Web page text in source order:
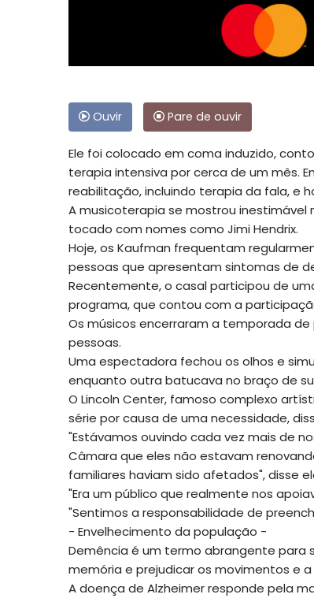
Ouvir Pare de ouvir
Ele foi colocado em coma induzido,
terapia intensiva por cerca de um mês.
reabilitação, incluindo terapia da fala, e
A musicoterapia se mostrou
tocado com nomes como Jimi Hendrix.
Hoje, os Kaufman frequentam
pessoas que apresentam sintomas de
Recentemente, o casal participou de
programa, que contou com a
Os músicos encerraram a temporada
pessoas.
Uma espectadora fechou os olhos e
enquanto outra batucava no braço de
O Lincoln Center, famoso complexo
série por causa de uma necessidade,
"Estávamos ouvindo cada vez mais de
Câmara que eles não estavam
familiares haviam sido afetados", disse
"Era um público que realmente nos
"Sentimos a responsabilidade de
- Envelhecimento da população -
Demência é um termo abrangente
memória e prejudicar os movimentos e
A doença de Alzheimer responde pela